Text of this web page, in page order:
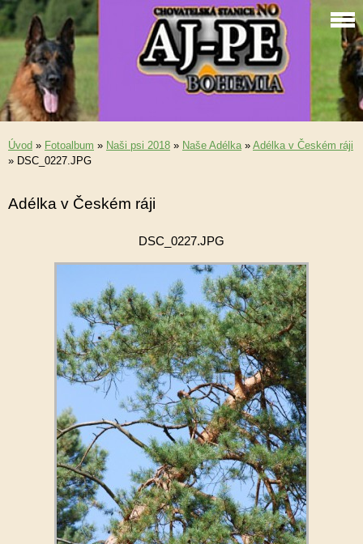
Úvod » Fotoalbum » Naši psi 2018 » Naše Adélka» Adélka v Českém ráji
» DSC_0227.JPG
Adélka v Českém ráji
DSC_0227.JPG